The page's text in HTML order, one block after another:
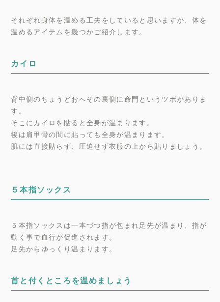
それぞれ身体を温める工夫をしていると思いますが、体を
温めるアイテムを幾つかご紹介します。
カイロ
背中側のちょうどおへその裏側に命門というツボがありま
す。
そこにカイロを貼ると全身が温まります。
後は肩甲骨の間に貼っても全身が温まります。
肌には直接貼らず、圧迫せず衣服の上から貼りましょう。
５本指ソックス
５本指ソックスは一本づつ指が包まれ足先が温まり、指が
動く事で血行が促進されます。
足先からゆっくり温まります。
首と付くところを温めましょう